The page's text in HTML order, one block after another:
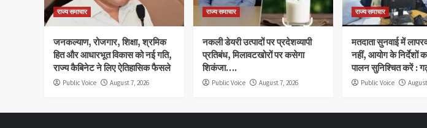
राज्य समाचार
जनकल्याण, रोजगार, शिक्षा, श्रमिक
हित और आधारभूत विकास को नई गति,
राज्य कैबिनेट ने लिए ऐतिहासिक फैसले
Public Voice August 7, 2026
राज्य समाचार
नकली डेयरी उत्पादों पर प्रदेशव्यापी
प्रतिबंध, मिलावटखोरों पर कसेगा
शिकंजा….
Public Voice August 7, 2026
राज्य समाचार
मतदाता सुनवाई में
नहीं, आयोग के निर्देशों
पालन सुनिश्चित करें :
Public Voice